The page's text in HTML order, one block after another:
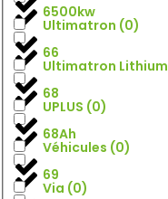
Ultimatron (0)
Ultimatron Lithium
UPLUS (0)
Véhicules (0)
Via (0)
6500kw
66
68
68Ah
69